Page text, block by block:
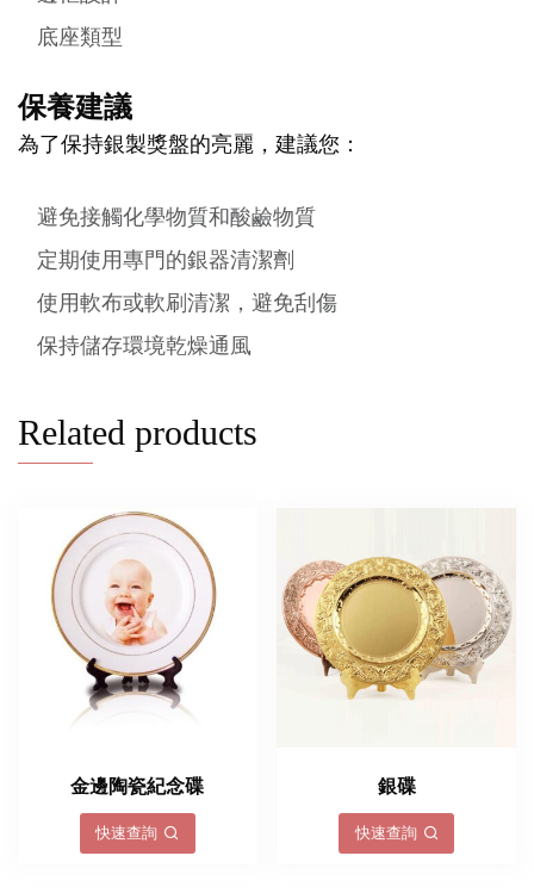
底座類型
保養建議
為了保持銀製獎盤的亮麗，建議您：
避免接觸化學物質和酸鹼物質
定期使用專門的銀器清潔劑
使用軟布或軟刷清潔，避免刮傷
保持儲存環境乾燥通風
Related products
金邊陶瓷紀念碟
快速查詢
銀碟
快速查詢